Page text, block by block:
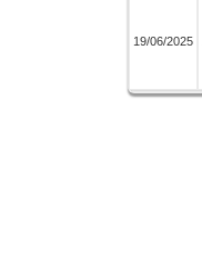
19/06/2025